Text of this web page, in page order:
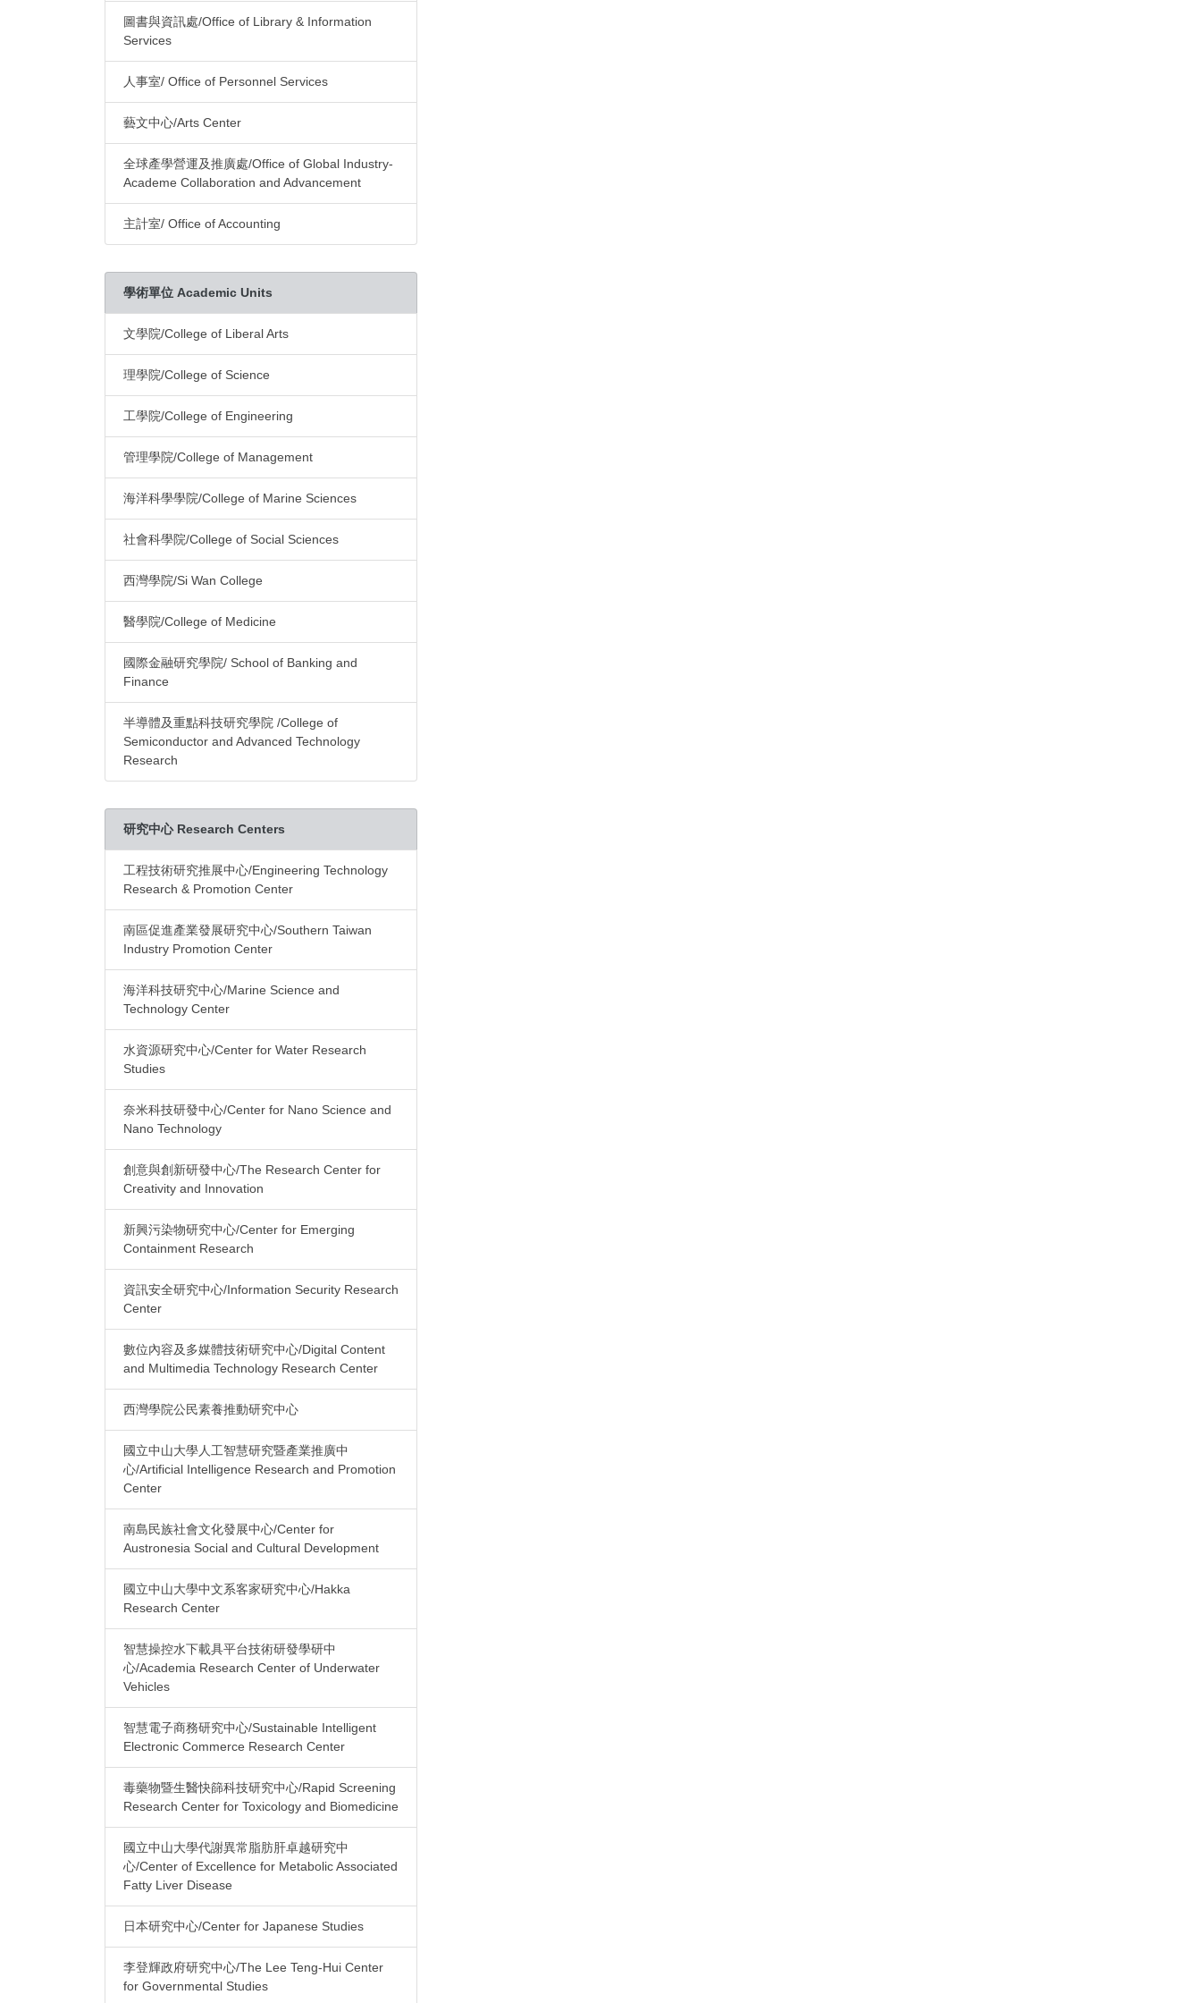
圖書與資訊處/Office of Library & Information
Services
人事室/ Office of Personnel Services
藝文中心/Arts Center
全球產學營運及推廣處/Office of Global Industry-
Academe Collaboration and Advancement
主計室/ Office of Accounting
學術單位 Academic Units
文學院/College of Liberal Arts
理學院/College of Science
工學院/College of Engineering
管理學院/College of Management
海洋科學學院/College of Marine Sciences
社會科學院/College of Social Sciences
西灣學院/Si Wan College
醫學院/College of Medicine
國際金融研究學院/ School of Banking and
Finance
半導體及重點科技研究學院 /College of
Semiconductor and Advanced Technology
Research
研究中心 Research Centers
工程技術研究推展中心/Engineering Technology
Research & Promotion Center
南區促進產業發展研究中心/Southern Taiwan
Industry Promotion Center
海洋科技研究中心/Marine Science and
Technology Center
水資源研究中心/Center for Water Research
Studies
奈米科技研發中心/Center for Nano Science and
Nano Technology
創意與創新研發中心/The Research Center for
Creativity and Innovation
新興污染物研究中心/Center for Emerging
Containment Research
資訊安全研究中心/Information Security Research
Center
數位內容及多媒體技術研究中心/Digital Content
and Multimedia Technology Research Center
西灣學院公民素養推動研究中心
國立中山大學人工智慧研究暨產業推廣中
心/Artificial Intelligence Research and Promotion
Center
南島民族社會文化發展中心/Center for
Austronesia Social and Cultural Development
國立中山大學中文系客家研究中心/Hakka
Research Center
智慧操控水下載具平台技術研發學研中
心/Academia Research Center of Underwater
Vehicles
智慧電子商務研究中心/Sustainable Intelligent
Electronic Commerce Research Center
毒藥物暨生醫快篩科技研究中心/Rapid Screening
Research Center for Toxicology and Biomedicine
國立中山大學代謝異常脂肪肝卓越研究中
心/Center of Excellence for Metabolic Associated
Fatty Liver Disease
日本研究中心/Center for Japanese Studies
李登輝政府研究中心/The Lee Teng-Hui Center
for Governmental Studies